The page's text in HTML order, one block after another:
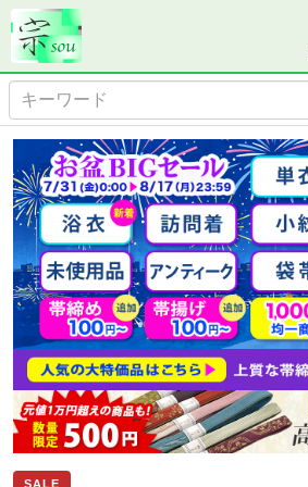
SALE